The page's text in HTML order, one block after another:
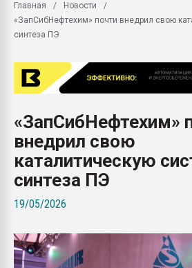
Главная
Новости
«ЗапСибНефтехим» почти внедрил свою
синтеза ПЭ
«ЗапСибНефтехим»
внедрил свою
каталитическую
синтеза ПЭ
19/05/2026